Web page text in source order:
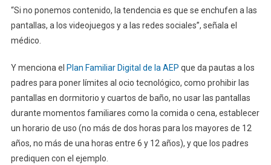
“Si no ponemos contenido, la tendencia es que se enchufen a las
pantallas, a los videojuegos y a las redes sociales”, señala el
médico.
Y menciona el Plan Familiar Digital de la AEP que da pautas a los
padres para poner límites al ocio tecnológico, como prohibir las
pantallas en dormitorio y cuartos de baño, no usar las pantallas
durante momentos familiares como la comida o cena, establecer
un horario de uso (no más de dos horas para los mayores de 12
años, no más de una horas entre 6 y 12 años), y que los padres
prediquen con el ejemplo.